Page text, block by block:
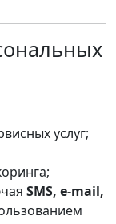
услуг;
SMS, e-mail,